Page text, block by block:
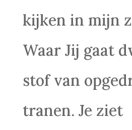
kijken in mijn
Waar Jij gaat
stof van
tranen. Je ziet